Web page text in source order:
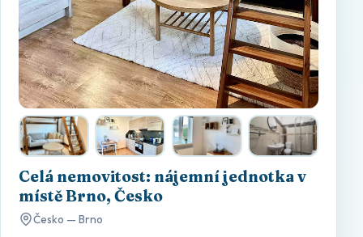
Celá nemovitost: nájemní jednotka v
místě Brno, Česko
Česko — Brno